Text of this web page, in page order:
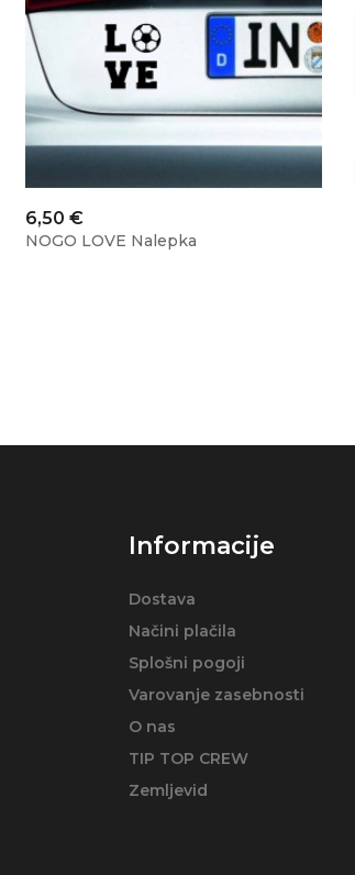
Cena
6,50 €
NOGO LOVE Nalepka
Informacije
Dostava
Načini plačila
Splošni pogoji
Varovanje zasebnosti
O nas
TIP TOP CREW
Zemljevid